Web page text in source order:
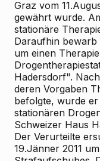
Graz vom
gewährt wurde.
stationäre
Daraufhin bewarb
um einen
Hadersdorf".
deren Vorgaben
befolgte, wurde
stationären
Schweizer Haus
Der Verurteilte
19.Jänner 2011